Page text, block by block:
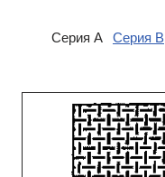
Серия A Серия B